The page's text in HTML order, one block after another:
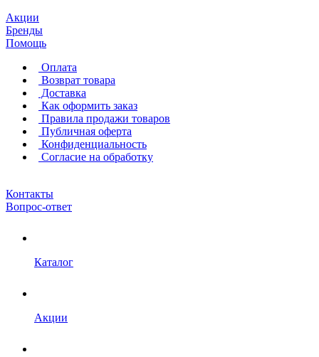
Акции
Бренды
Помощь
Оплата
Возврат товара
Доставка
Как оформить заказ
Правила продажи товаров
Публичная оферта
Конфиденциальность
Согласие на обработку
Контакты
Вопрос-ответ
Каталог
Акции